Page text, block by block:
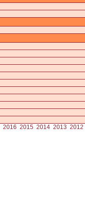
2016 2015 2014 2013 2012